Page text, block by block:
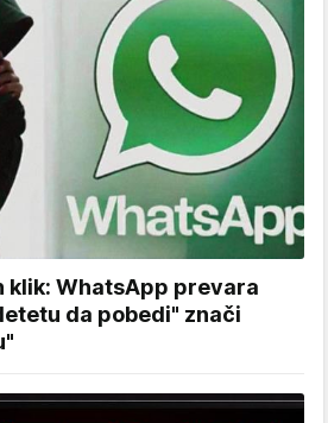
klik: WhatsApp prevara
da pobedi" znači